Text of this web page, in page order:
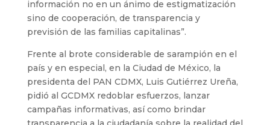
información no en un ánimo de estigmatización
sino de cooperación, de transparencia y
previsión de las familias capitalinas”.
Frente al brote considerable de sarampión en el
país y en especial, en la Ciudad de México, la
presidenta del PAN CDMX, Luis Gutiérrez Ureña,
pidió al GCDMX redoblar esfuerzos, lanzar
campañas informativas, así como brindar